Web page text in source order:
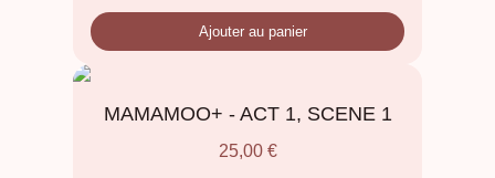
Ajouter au panier
MAMAMOO+ - ACT 1, SCENE 1
25,00 €